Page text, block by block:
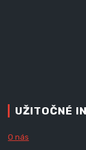
UŽITOČNÉ
O nás